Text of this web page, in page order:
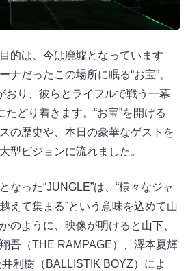
的は、今は廃墟となっています
ナだったこの場所に眠る“お宝”。
おり、彼らとライフルで戦う一幕
たどり着きます。“お宝”を開ける
の歴史や、本日の豪華なゲストを
型ビジョンに流れました。
なった“JUNGLE”は、“様々なジャ
えて集まる”という意味を込めて山
のように、映像が明けると山下、
吾（THE RAMPAGE）、澤本夏輝
井利樹（BALLISTIK BOYZ）によ